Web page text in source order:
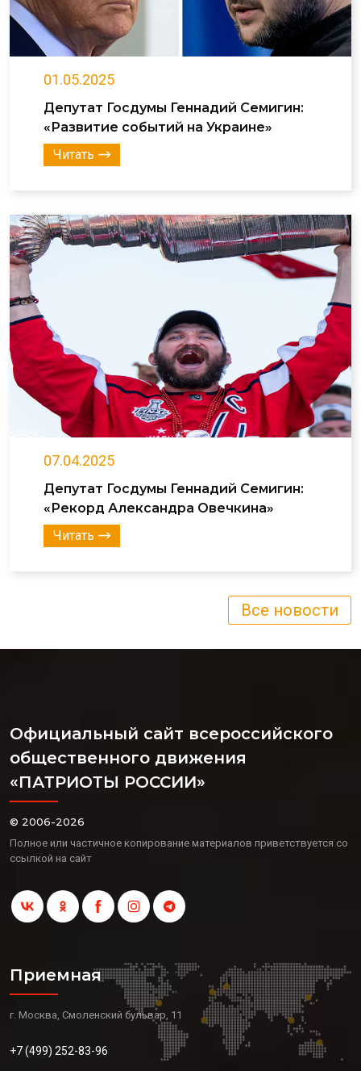
01.05.2025
Депутат Госдумы Геннадий Семигин:
«Развитие событий на Украине»
Читать
07.04.2025
Депутат Госдумы Геннадий Семигин:
«Рекорд Александра Овечкина»
Читать
Все новости
Официальный сайт всероссийского
общественного движения
«ПАТРИОТЫ РОССИИ»
© 2006-2026
Полное или частичное копирование материалов приветствуется со
ссылкой на сайт
Приемная
г. Москва, Смоленский бульвар, 11
+7 (499) 252-83-96